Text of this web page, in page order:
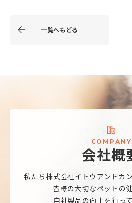
一覧へもどる
CO M P A N Y
会社概
私たち株式会社イトウアンドカ
皆様の大切なペットの
自社製品の向上を行っ